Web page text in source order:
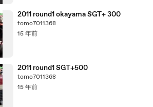
2011 round1 okayama SGT+ 300
tomo7011368
15 年前
2011 round1 SGT+500
tomo7011368
15 年前